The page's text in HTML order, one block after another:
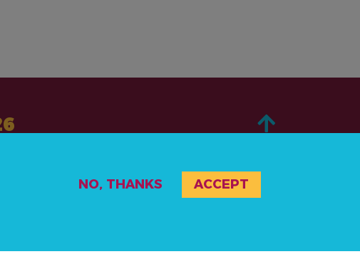
À PROPOS DE
NO, THANKS ACCEPT